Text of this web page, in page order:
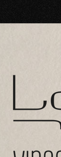
mejores vinos